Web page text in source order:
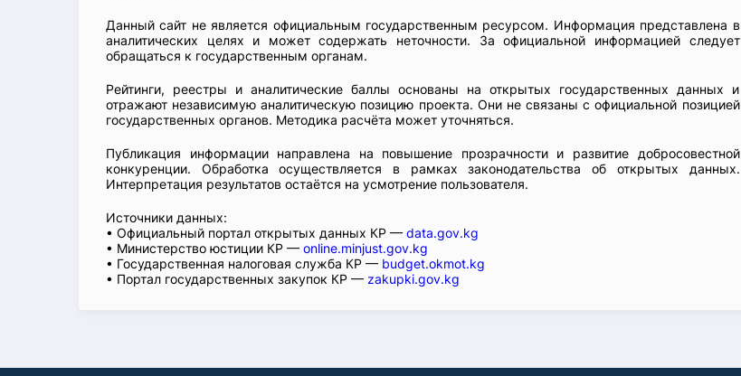
Данный сайт не является официальным государственным ресурсом. Информация представлена в
аналитических целях и может содержать неточности. За официальной информацией следует
обращаться к государственным органам.
Рейтинги, реестры и аналитические баллы основаны на открытых государственных данных и
отражают независимую аналитическую позицию проекта. Они не связаны с официальной позицией
государственных органов. Методика расчёта может уточняться.
Публикация информации направлена на повышение прозрачности и развитие добросовестной
конкуренции. Обработка осуществляется в рамках законодательства об открытых данных.
Интерпретация результатов остаётся на усмотрение пользователя.
Источники данных:
• Официальный портал открытых данных КР — data.gov.kg
• Министерство юстиции КР — online.minjust.gov.kg
• Государственная налоговая служба КР — budget.okmot.kg
• Портал государственных закупок КР — zakupki.gov.kg